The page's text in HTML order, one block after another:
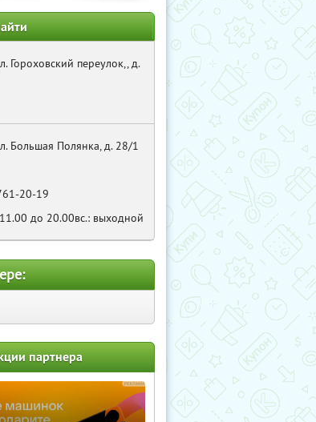
Гороховский переулок,, д.
Большая Полянка, д. 28/1
20-19
11.00 до 20.00вс.: выходной
партнера